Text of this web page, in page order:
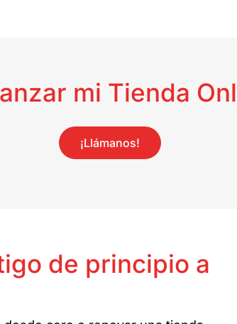
mi Tienda
¡Llámanos!
de principio a